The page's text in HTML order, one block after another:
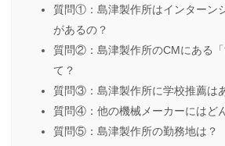
質問①：島津製作所はインターン
があるの？
質問②：島津製作所のCMにある
て？
質問③：島津製作所に学校推薦は
質問④：他の機械メーカーにはど
質問⑤：島津製作所の勤務地は？